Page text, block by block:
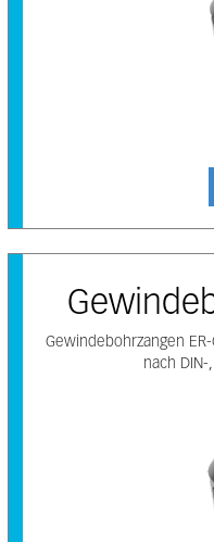
Gewindebohrzangen
nach DIN-